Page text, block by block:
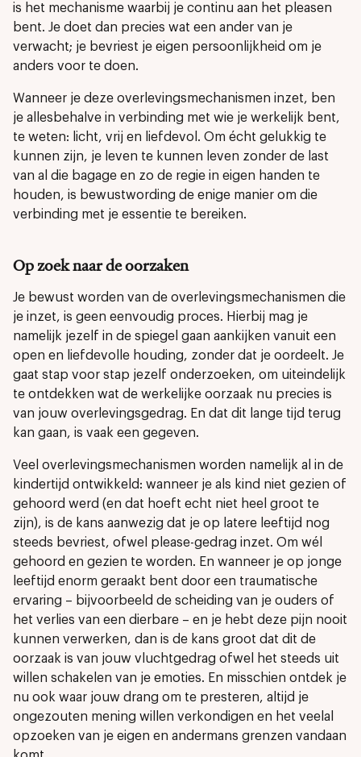
is het mechanisme waarbij je continu aan het pleasen
bent. Je doet dan precies wat een ander van je
verwacht; je bevriest je eigen persoonlijkheid om je
anders voor te doen.
Wanneer je deze overlevingsmechanismen inzet, ben
je allesbehalve in verbinding met wie je werkelijk bent,
te weten: licht, vrij en liefdevol. Om écht gelukkig te
kunnen zijn, je leven te kunnen leven zonder de last
van al die bagage en zo de regie in eigen handen te
houden, is bewustwording de enige manier om die
verbinding met je essentie te bereiken.
Op zoek naar de oorzaken
Je bewust worden van de overlevingsmechanismen die
je inzet, is geen eenvoudig proces. Hierbij mag je
namelijk jezelf in de spiegel gaan aankijken vanuit een
open en liefdevolle houding, zonder dat je oordeelt. Je
gaat stap voor stap jezelf onderzoeken, om uiteindelijk
te ontdekken wat de werkelijke oorzaak nu precies is
van jouw overlevingsgedrag. En dat dit lange tijd terug
kan gaan, is vaak een gegeven.
Veel overlevingsmechanismen worden namelijk al in de
kindertijd ontwikkeld: wanneer je als kind niet gezien of
gehoord werd (en dat hoeft echt niet heel groot te
zijn), is de kans aanwezig dat je op latere leeftijd nog
steeds bevriest, ofwel please-gedrag inzet. Om wél
gehoord en gezien te worden. En wanneer je op jonge
leeftijd enorm geraakt bent door een traumatische
ervaring – bijvoorbeeld de scheiding van je ouders of
het verlies van een dierbare – en je hebt deze pijn nooit
kunnen verwerken, dan is de kans groot dat dit de
oorzaak is van jouw vluchtgedrag ofwel het steeds uit
willen schakelen van je emoties. En misschien ontdek je
nu ook waar jouw drang om te presteren, altijd je
ongezouten mening willen verkondigen en het veelal
opzoeken van je eigen en andermans grenzen vandaan